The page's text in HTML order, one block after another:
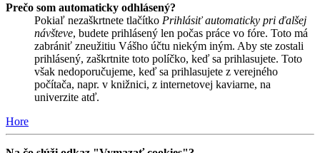
Prečo som automaticky odhlásený?
Pokiaľ nezaškrtnete tlačítko Prihlásiť automaticky pri ďalšej
návšteve, budete prihlásený len počas práce vo fóre. Toto má
zabrániť zneužitiu Vášho účtu niekým iným. Aby ste zostali
prihlásený, zaškrtnite toto políčko, keď sa prihlasujete. Toto
však nedoporučujeme, keď sa prihlasujete z verejného
počítača, napr. v knižnici, z internetovej kaviarne, na
univerzite atď.
Hore